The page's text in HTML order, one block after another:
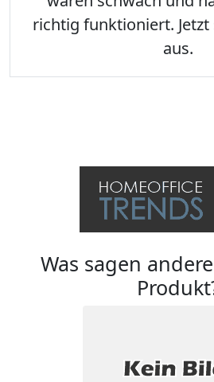
richtig funktioniert. Jetzt
aus.
Was sagen